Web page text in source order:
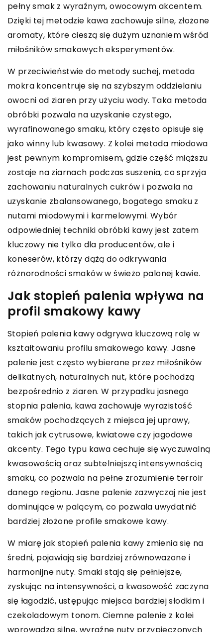
pełny smak z wyraźnym, owocowym akcentem.
Dzięki tej metodzie kawa zachowuje silne, złożone
aromaty, które cieszą się dużym uznaniem wśród
miłośników smakowych eksperymentów.
W przeciwieństwie do metody suchej, metoda
mokra koncentruje się na szybszym oddzielaniu
owocni od ziaren przy użyciu wody. Taka metoda
obróbki pozwala na uzyskanie czystego,
wyrafinowanego smaku, który często opisuje się
jako winny lub kwasowy. Z kolei metoda miodowa
jest pewnym kompromisem, gdzie część miąższu
zostaje na ziarnach podczas suszenia, co sprzyja
zachowaniu naturalnych cukrów i pozwala na
uzyskanie zbalansowanego, bogatego smaku z
nutami miodowymi i karmelowymi. Wybór
odpowiedniej techniki obróbki kawy jest zatem
kluczowy nie tylko dla producentów, ale i
koneserów, którzy dążą do odkrywania
różnorodności smaków w świeżo palonej kawie.
Jak stopień palenia wpływa na
profil smakowy kawy
Stopień palenia kawy odgrywa kluczową rolę w
kształtowaniu profilu smakowego kawy. Jasne
palenie jest często wybierane przez miłośników
delikatnych, naturalnych nut, które pochodzą
bezpośrednio z ziaren. W przypadku jasnego
stopnia palenia, kawa zachowuje wyrazistość
smaków pochodzących z miejsca jej uprawy,
takich jak cytrusowe, kwiatowe czy jagodowe
akcenty. Tego typu kawa cechuje się wyczuwalną
kwasowością oraz subtelniejszą intensywnością
smaku, co pozwala na pełne zrozumienie terroir
danego regionu. Jasne palenie zazwyczaj nie jest
dominujące w palącym, co pozwala uwydatnić
bardziej złożone profile smakowe kawy.
W miarę jak stopień palenia kawy zmienia się na
średni, pojawiają się bardziej zrównoważone i
harmonijne nuty. Smaki stają się pełniejsze,
zyskując na intensywności, a kwasowość zaczyna
się łagodzić, ustępując miejsca bardziej słodkim i
czekoladowym tonom. Ciemne palenie z kolei